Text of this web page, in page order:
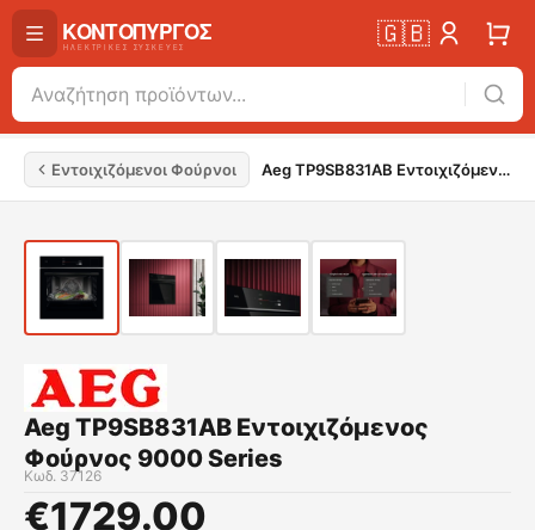
🇬🇧
Εντοιχιζόμενοι Φούρνοι Aeg TP9SB831AB Εντοιχιζόμενος Φούρνος 9000 Series
Aeg TP9SB831AB Εντοιχιζόμενος
Φούρνος 9000 Series
Κωδ. 37126
€1729.00